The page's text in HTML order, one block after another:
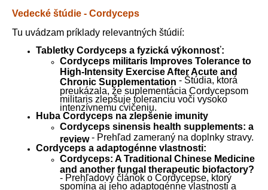
Vedecké štúdie - Cordyceps
Tu uvádzam príklady relevantných štúdií:
Tabletky Cordyceps a fyzická výkonnosť:
Cordyceps militaris Improves Tolerance to
High-Intensity Exercise After Acute and
Chronic Supplementation - Štúdia, ktorá
preukázala, že suplementácia Cordycepsom
militaris zlepšuje toleranciu voči vysoko
intenzívnemu cvičeniu.
Huba Cordyceps na zlepšenie imunity
Cordyceps sinensis health supplements: a
review- Prehľad zameraný na doplnky stravy.
Cordyceps a adaptogénne vlastnosti:
Cordyceps: A Traditional Chinese Medicine
and another fungal therapeutic biofactory?
- Prehľadový článok o Cordycepse, ktorý
spomína aj jeho adaptogénne vlastnosti a